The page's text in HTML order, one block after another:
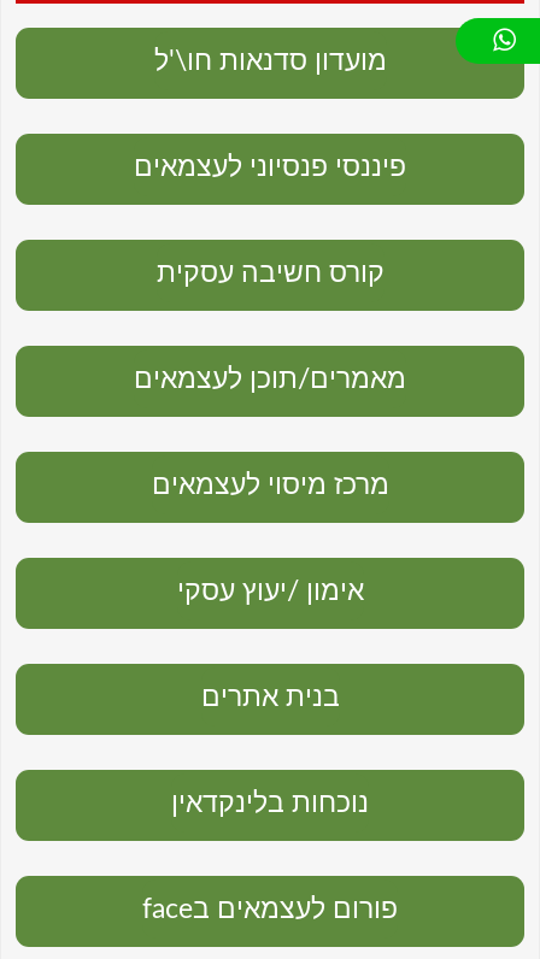
מועדון סדנאות חו\'ל
פיננסי פנסיוני לעצמאים
קורס חשיבה עסקית
מאמרים/תוכן לעצמאים
מרכז מיסוי לעצמאים
אימון /יעוץ עסקי
בנית אתרים
נוכחות בלינקדאין
פורום לעצמאים בface